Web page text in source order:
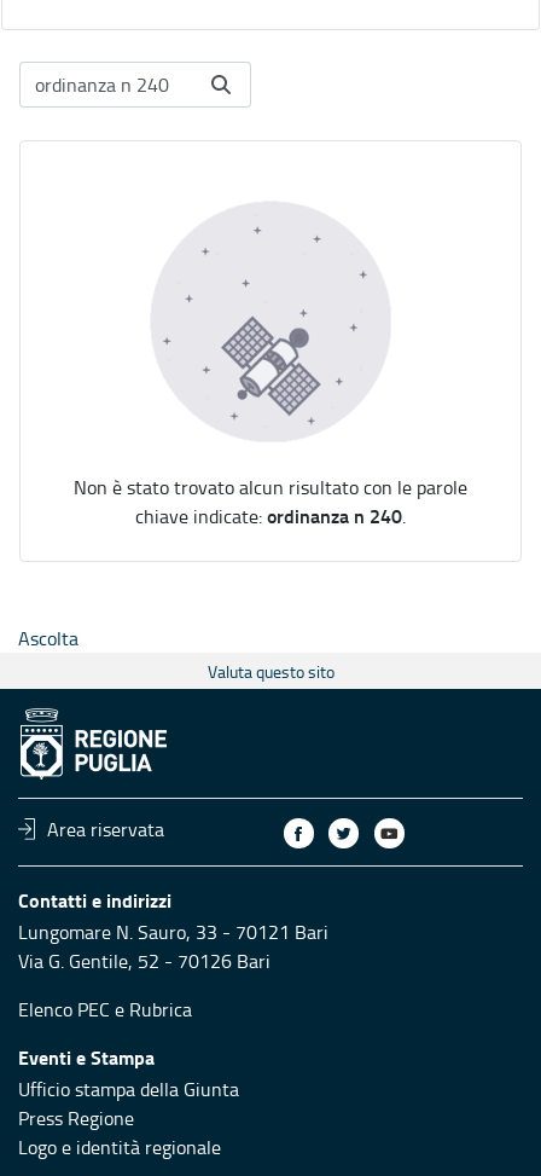
Non è stato trovato alcun risultato con le parole
chiave indicate:ordinanza n 240.
Ascolta
Valuta questo sito
Area riservata
Contatti e indirizzi
Lungomare N. Sauro, 33 - 70121 Bari
Via G. Gentile, 52 - 70126 Bari
Elenco PEC e Rubrica
Eventi e Stampa
Ufficio stampa della Giunta
Press Regione
Logo e identità regionale